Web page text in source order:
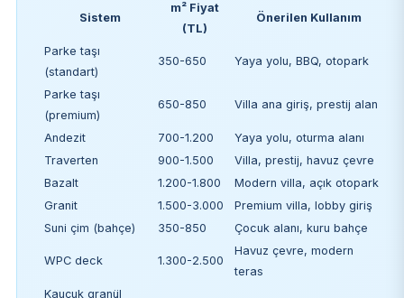
Sistem
m² Fiyat
(TL)
Önerilen Kullanım
Parke taşı
(standart)
350-650 Yaya yolu, BBQ, otopark
Parke taşı
(premium)
650-850 Villa ana giriş, prestij alan
Andezit 700-1.200
Yaya yolu, oturma alanı
Traverten
900-1.500
Villa, prestij, havuz çevre
Bazalt
1.200-1.800
Modern villa, açık otopark
Granit
1.500-3.000
Premium villa, lobby giriş
Suni çim (bahçe)
350-850 Çocuk alanı, kuru bahçe
WPC deck 1.300-2.500
Havuz çevre, modern
teras
Kauçuk granül